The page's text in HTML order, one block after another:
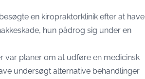
en kiropraktorklinik efter at have
hun pådrog sig under en
var planer om at udføre en medicinsk
undersøgt alternative behandlinger